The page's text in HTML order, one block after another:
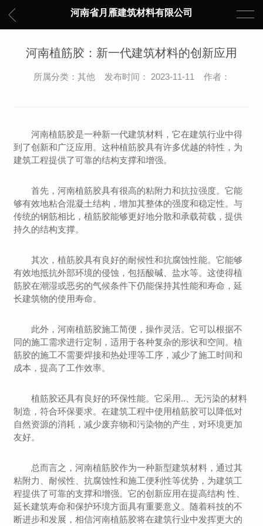
河南省月雁建筑材料有限公司
河南植筋胶：新一代建筑材料的创新应用
所属分类：其他 发布时间： 2023-11-11 作者：
河南植筋胶是一种新一代建筑材料，它在建筑行业中得
到了创新和广泛应用。这种植筋胶具有许多优越的特性，为
建筑工程提供了可靠的结构支撑和增强。
首先，河南植筋胶具有很高的粘附力和抗拉强度。它能
够有效地粘合混凝土结构，增加其整体的强度和稳定性。与
传统的钢筋相比，植筋胶能够更好地分散和承载荷载，提供
持久的结构支撑。
其次，植筋胶具有良好的耐候性和抗腐蚀性能。它能够
有效地抵抗外部环境的侵蚀，包括酸碱、盐水等。这使得植
筋胶在潮湿或恶劣的气候条件下仍能保持其性能和寿命，延
长建筑物的使用寿命。
此外，河南植筋胶施工简便，操作灵活。它可以根据不
同的施工需求进行定制，适用于各种复杂的形状和空间。植
筋胶的施工不需要焊接和热处理等工序，减少了施工时间和
成本，提高了工作效率。
植筋胶还具有良好的环保性能。它采用..、无污染的材料
制造，符合环保要求。在建筑工程中使用植筋胶可以降低对
自然资源的消耗，减少废弃物和污染物的产生，对环境更加
友好。
总而言之，河南植筋胶作为一种新型建筑材料，通过其
粘附力、耐候性、抗腐蚀性和施工便利性等优势，为建筑工
程提供了可靠的支撑和增强。它的创新应用在提高结构 性、
延长建筑寿命和保护环境方面具有重要意义。随着科技的不
断进步和发展，相信河南植筋胶将在建筑行业中发挥更大的